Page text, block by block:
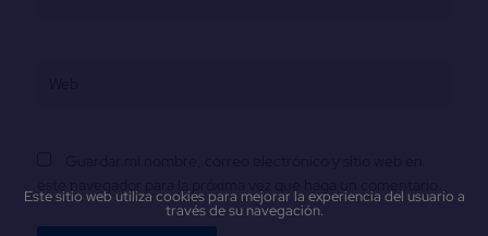
Este sitio web utiliza cookies para mejorar la experiencia del usuario a
través de su navegación.